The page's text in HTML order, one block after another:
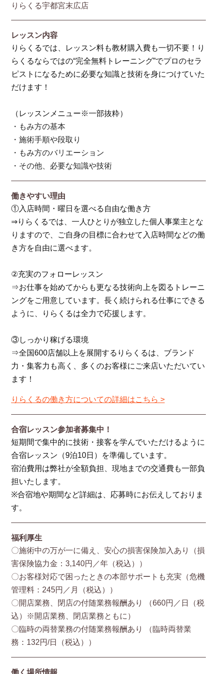
りらくる宇都宮末広店
レッスン内容
りらくるでは、レッスン料も教材購入費も一切不要！り
らくるならではの“完全無料トレーニング”でプロのセラ
ピストになるために必要な知識と技術を身につけていた
だけます！
（レッスンメニュー※一部抜粋）
・もみ方の基本
・施術手順や段取り
・もみ方のバリエーション
・その他、必要な知識や技術
働きやすい理由
①入店時間・曜日を選べる自由な働き方
⇒りらくるでは、一人ひとりが独立した個人事業主とな
りますので、ご自身の目標に合わせて入店時間などの働
き方を自由に選べます。
②充実のフォローレッスン
⇒お仕事を始めてからも更なる技術向上を図るトレーニ
ングをご用意しています。長く続けられる仕事にできる
ように、りらくるは全力で応援します。
③しっかり稼げる環境
⇒全国600店舗以上を展開するりらくるは、ブランド
力・集客力も高く、多くのお客様にご来店いただいてい
ます！
りらくるの働き方についての詳細はこちら >
合宿レッスン参加者募集中！
短期間で集中的に技術・接客を学んでいただけるように
合宿レッスン（9泊10日）を準備しています。
宿泊費用は弊社が全額負担、現地までの交通費も一部負
担いたします。
※合宿地や期間など詳細は、応募時にお伝えしておりま
す。
福利厚生
〇施術中の万が一に備え、安心の損害保険加入あり（損
害保険協⼒⾦：3,140円／年（税込））
〇お客様対応で困ったときの本部サポートも充実（危機
管理料：245円／月（税込））
〇開店業務、閉店の付随業務報酬あり （660円／⽇（税
込）※開店業務、閉店業務ともに）
〇臨時の両替業務の付随業務報酬あり （臨時両替業
務：132円/⽇（税込））
働く場所情報